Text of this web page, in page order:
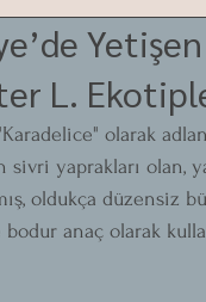
L.
olarak
sivri yaprakları olan,
oldukça düzensiz
anaç olarak